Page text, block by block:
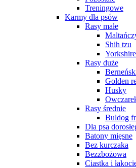
Treningowe
Karmy dla psów
Rasy małe
Shih tzu
Rasy duże
Golden
Husky
Rasy średnie
Buldog
Dla psa
Batony mięsne
Bez kurczaka
Bezzbożowa
Ciastka i